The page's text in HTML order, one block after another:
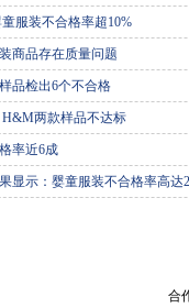
服装不合格率超10%
商品存在质量问题
品检出6个不合格
两款样品不达标
率近6成
显示：婴童服装不合格率高达
合